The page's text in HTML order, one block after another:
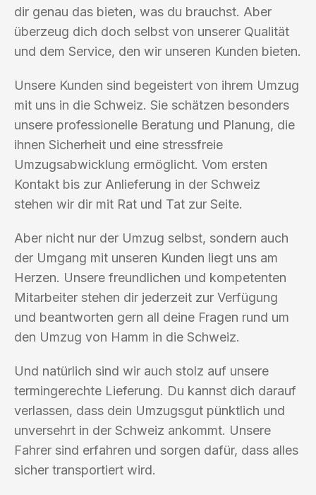
dir genau das bieten, was du brauchst. Aber
überzeug dich doch selbst von unserer Qualität
und dem Service, den wir unseren Kunden bieten.
Unsere Kunden sind begeistert von ihrem Umzug
mit uns in die Schweiz. Sie schätzen besonders
unsere professionelle Beratung und Planung, die
ihnen Sicherheit und eine stressfreie
Umzugsabwicklung ermöglicht. Vom ersten
Kontakt bis zur Anlieferung in der Schweiz
stehen wir dir mit Rat und Tat zur Seite.
Aber nicht nur der Umzug selbst, sondern auch
der Umgang mit unseren Kunden liegt uns am
Herzen. Unsere freundlichen und kompetenten
Mitarbeiter stehen dir jederzeit zur Verfügung
und beantworten gern all deine Fragen rund um
den Umzug von Hamm in die Schweiz.
Und natürlich sind wir auch stolz auf unsere
termingerechte Lieferung. Du kannst dich darauf
verlassen, dass dein Umzugsgut pünktlich und
unversehrt in der Schweiz ankommt. Unsere
Fahrer sind erfahren und sorgen dafür, dass alles
sicher transportiert wird.